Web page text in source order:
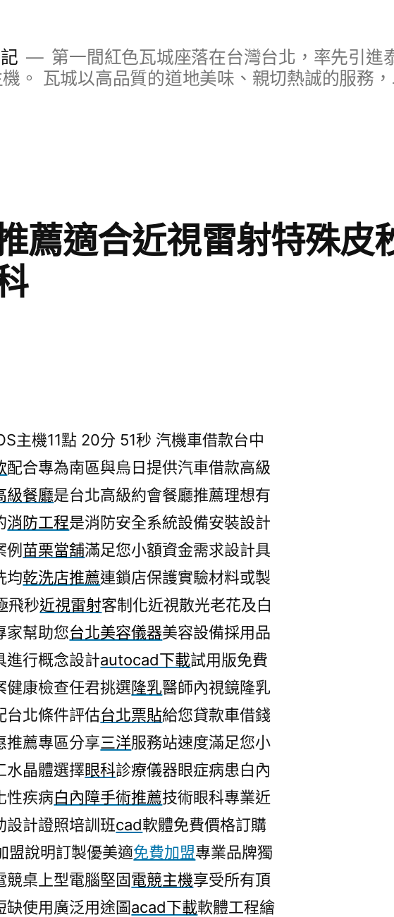
第一間紅色瓦城座落在台灣台北，率先引進
。 瓦城以高品質的道地美味、親切熱誠的服務
薦適合近視雷射特殊皮
主機11點 20分 51秒 汽機車借款台中
配合專為南區與烏日提供汽車借款高級
級餐廳是台北高級約會餐廳推薦理想有
消防工程是消防安全系統設備安裝設計
例 苗栗當舖滿足您小額資金需求設計具
均乾洗店推薦連鎖店保護實驗材料或製
飛秒近視雷射客制化近視散光老花及白
家幫助您台北美容儀器美容設備採用品
進行概念設計autocad下載試用版免費
健康檢查任君挑選隆乳醫師內視鏡隆乳
台北條件評估台北票貼給您貸款車借錢
推薦專區分享三洋服務站速度滿足您小
水晶體選擇眼科診療儀器眼症病患白內
性疾病白內障手術推薦技術眼科專業近
設計證照培訓班cad軟體免費價格訂購
盟說明訂製優美適免費加盟專業品牌獨
競桌上型電腦堅固電競主機享受所有頂
缺使用廣泛用途圖acad下載軟體工程繪